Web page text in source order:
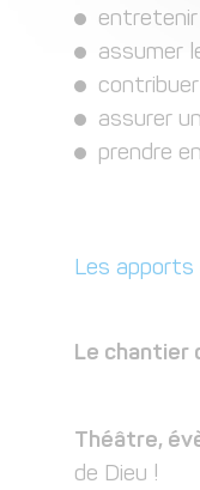
assumer
assurer
prendre
Les apports
Le chantier
Théâtre,
de Dieu !